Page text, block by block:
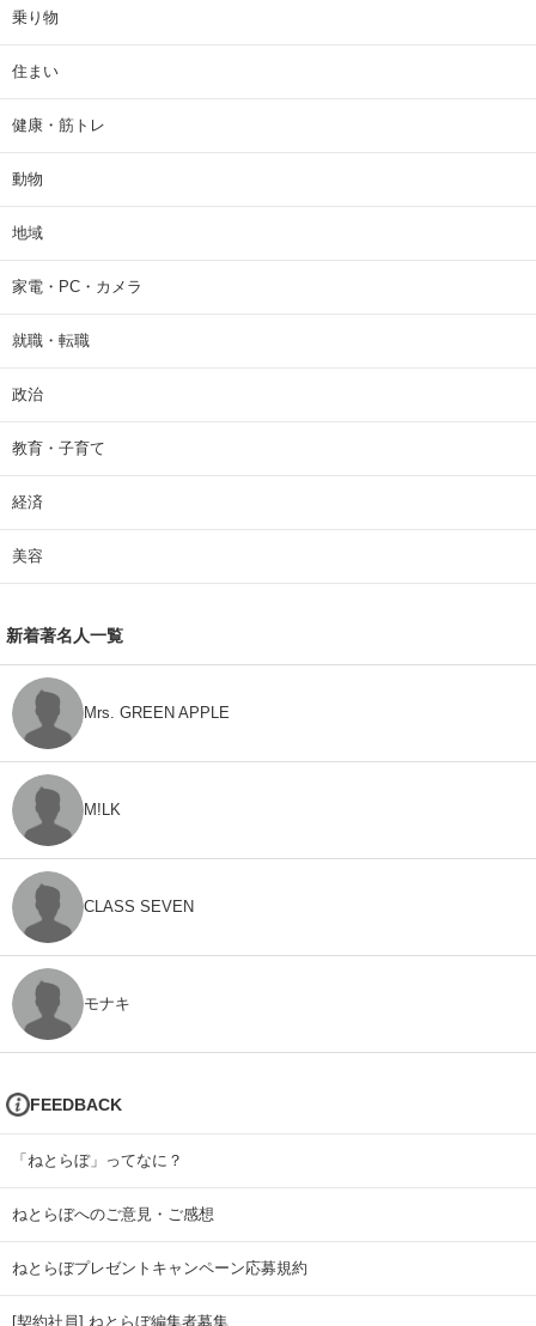
乗り物
住まい
健康・筋トレ
動物
地域
家電・PC・カメラ
就職・転職
政治
教育・子育て
経済
美容
新着著名人一覧
Mrs. GREEN APPLE
M!LK
CLASS SEVEN
モナキ
FEEDBACK
「ねとらぼ」ってなに？
ねとらぼへのご意見・ご感想
ねとらぼプレゼントキャンペーン応募規約
[契約社員] ねとらぼ編集者募集